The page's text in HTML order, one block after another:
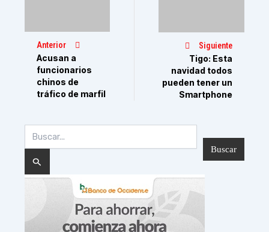
Anterior
Acusan a
funcionarios
chinos de
tráfico de marfil
Siguiente
Tigo: Esta
navidad todos
pueden tener un
Smartphone
por: